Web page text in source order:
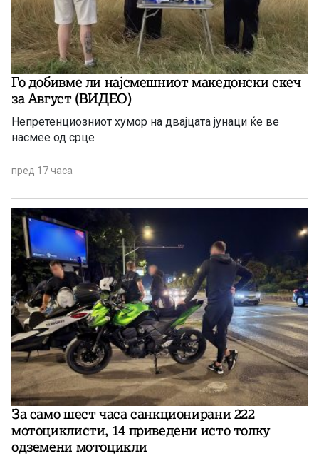
Го добивме ли најсмешниот македонски скеч
за Август (ВИДЕО)
Непретенциозниот хумор на двајцата јунаци ќе ве
насмее од срце
пред 17 часа
За само шест часа санкционирани 222
мотоциклисти, 14 приведени исто толку
одземени мотоцикли